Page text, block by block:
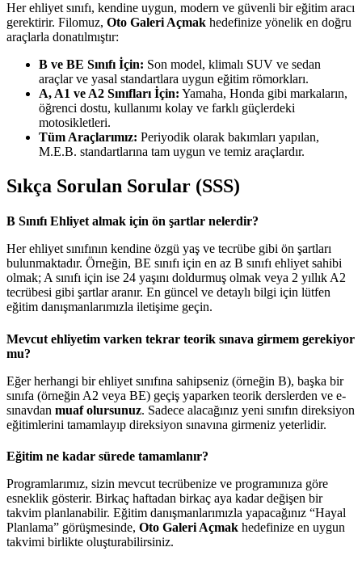
Her ehliyet sınıfı, kendine uygun, modern ve güvenli bir eğitim aracı
gerektirir. Filomuz, Oto Galeri Açmak hedefinize yönelik en doğru
araçlarla donatılmıştır:
B ve BE Sınıfı İçin: Son model, klimalı SUV ve sedan
araçlar ve yasal standartlara uygun eğitim römorkları.
A, A1 ve A2 Sınıfları İçin: Yamaha, Honda gibi markaların,
öğrenci dostu, kullanımı kolay ve farklı güçlerdeki
motosikletleri.
Tüm Araçlarımız: Periyodik olarak bakımları yapılan,
M.E.B. standartlarına tam uygun ve temiz araçlardır.
Sıkça Sorulan Sorular (SSS)
B Sınıfı Ehliyet almak için ön şartlar nelerdir?
Her ehliyet sınıfının kendine özgü yaş ve tecrübe gibi ön şartları
bulunmaktadır. Örneğin, BE sınıfı için en az B sınıfı ehliyet sahibi
olmak; A sınıfı için ise 24 yaşını doldurmuş olmak veya 2 yıllık A2
tecrübesi gibi şartlar aranır. En güncel ve detaylı bilgi için lütfen
eğitim danışmanlarımızla iletişime geçin.
Mevcut ehliyetim varken tekrar teorik sınava girmem gerekiyor
mu?
Eğer herhangi bir ehliyet sınıfına sahipseniz (örneğin B), başka bir
sınıfa (örneğin A2 veya BE) geçiş yaparken teorik derslerden ve e-
sınavdan muaf olursunuz. Sadece alacağınız yeni sınıfın direksiyon
eğitimlerini tamamlayıp direksiyon sınavına girmeniz yeterlidir.
Eğitim ne kadar sürede tamamlanır?
Programlarımız, sizin mevcut tecrübenize ve programınıza göre
esneklik gösterir. Birkaç haftadan birkaç aya kadar değişen bir
takvim planlanabilir. Eğitim danışmanlarımızla yapacağınız “Hayal
Planlama” görüşmesinde, Oto Galeri Açmak hedefinize en uygun
takvimi birlikte oluşturabilirsiniz.